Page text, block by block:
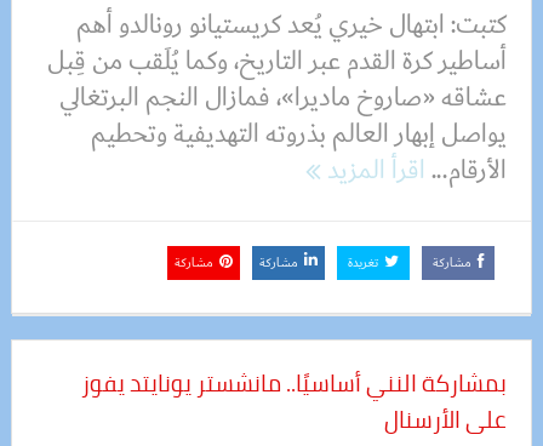
كتبت: ابتهال خيري يُعد كريستيانو رونالدو أهم
أساطير كرة القدم عبر التاريخ، وكما يُلَقب من قِبل
عشاقه «صاروخ ماديرا»، فمازال النجم البرتغالي
يواصل إبهار العالم بذروته التهديفية وتحطيم
الأرقام...اقرأ المزيد
مشاركة تغريدة مشاركة مشاركة
بمشاركة النني أساسيًا.. مانشستر يونايتد يفوز
على الأرسنال